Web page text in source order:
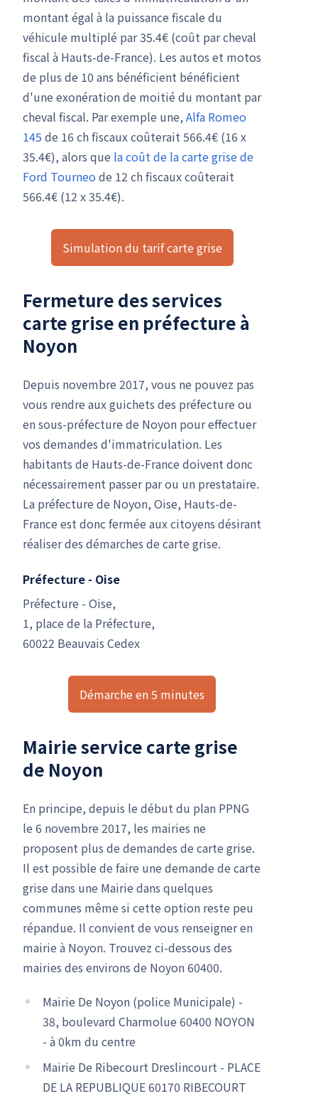
montant égal à la puissance fiscale du
véhicule multiplé par 35.4€ (coût par cheval
fiscal à Hauts-de-France). Les autos et motos
de plus de 10 ans bénéficient bénéficient
d'une exonération de moitié du montant par
cheval fiscal. Par exemple une, Alfa Romeo
145 de 16 ch fiscaux coûterait 566.4€ (16 x
35.4€), alors que la coût de la carte grise de
Ford Tourneode 12 ch fiscaux coûterait
566.4€ (12 x 35.4€).
Simulation du tarif carte grise
Fermeture des services
carte grise en préfecture à
Noyon
Depuis novembre 2017, vous ne pouvez pas
vous rendre aux guichets des préfecture ou
en sous-préfecture de Noyon pour effectuer
vos demandes d'immatriculation. Les
habitants de Hauts-de-France doivent donc
nécessairement passer par ou un prestataire.
La préfecture de Noyon, Oise, Hauts-de-
France est donc fermée aux citoyens désirant
réaliser des démarches de carte grise.
Préfecture - Oise
Préfecture - Oise,
1, place de la Préfecture,
60022 Beauvais Cedex
Démarche en 5 minutes
Mairie service carte grise
de Noyon
En principe, depuis le début du plan PPNG
le 6 novembre 2017, les mairies ne
proposent plus de demandes de carte grise.
Il est possible de faire une demande de carte
grise dans une Mairie dans quelques
communes même si cette option reste peu
répandue. Il convient de vous renseigner en
mairie à Noyon. Trouvez ci-dessous des
mairies des environs de Noyon 60400.
Mairie De Noyon (police Municipale) -
38, boulevard Charmolue 60400 NOYON
- à 0km du centre
Mairie De Ribecourt Dreslincourt - PLACE
DE LA REPUBLIQUE 60170 RIBECOURT